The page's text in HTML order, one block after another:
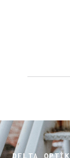
DELTA OPTİK